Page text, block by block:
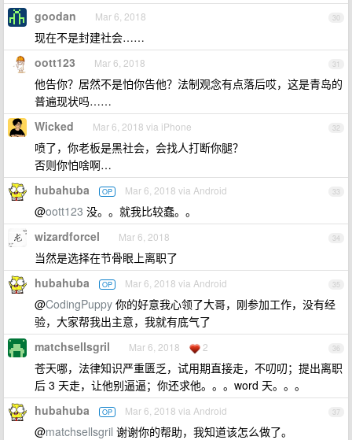
30
goodan Mar 6, 2018
现在不是封建社会……
31
oott123 Mar 6, 2018
他告你？居然不是怕你告他？法制观念有点落后哎，这是青岛的
普遍现状吗……
32
Wicked Mar 6, 2018 via iPhone
喷了，你老板是黑社会，会找人打断你腿？
否则你怕啥啊…
33
hubahuba OP Mar 6, 2018 via Android
@oott123 没。。就我比较蠢。。
34
wizardforcel Mar 6, 2018
当然是选择在节骨眼上离职了
35
hubahuba OP Mar 6, 2018 via Android
@CodingPuppy 你的好意我心领了大哥，刚参加工作，没有经
验，大家帮我出主意，我就有底气了
36
matchsellsgril Mar 6, 2018 2
苍天哪，法律知识严重匮乏，试用期直接走，不叨叨；提出离职
后 3 天走，让他别逼逼；你还求他。。。word 天。。。
37
hubahuba OP Mar 6, 2018 via Android
@matchsellsgril 谢谢你的帮助，我知道该怎么做了。